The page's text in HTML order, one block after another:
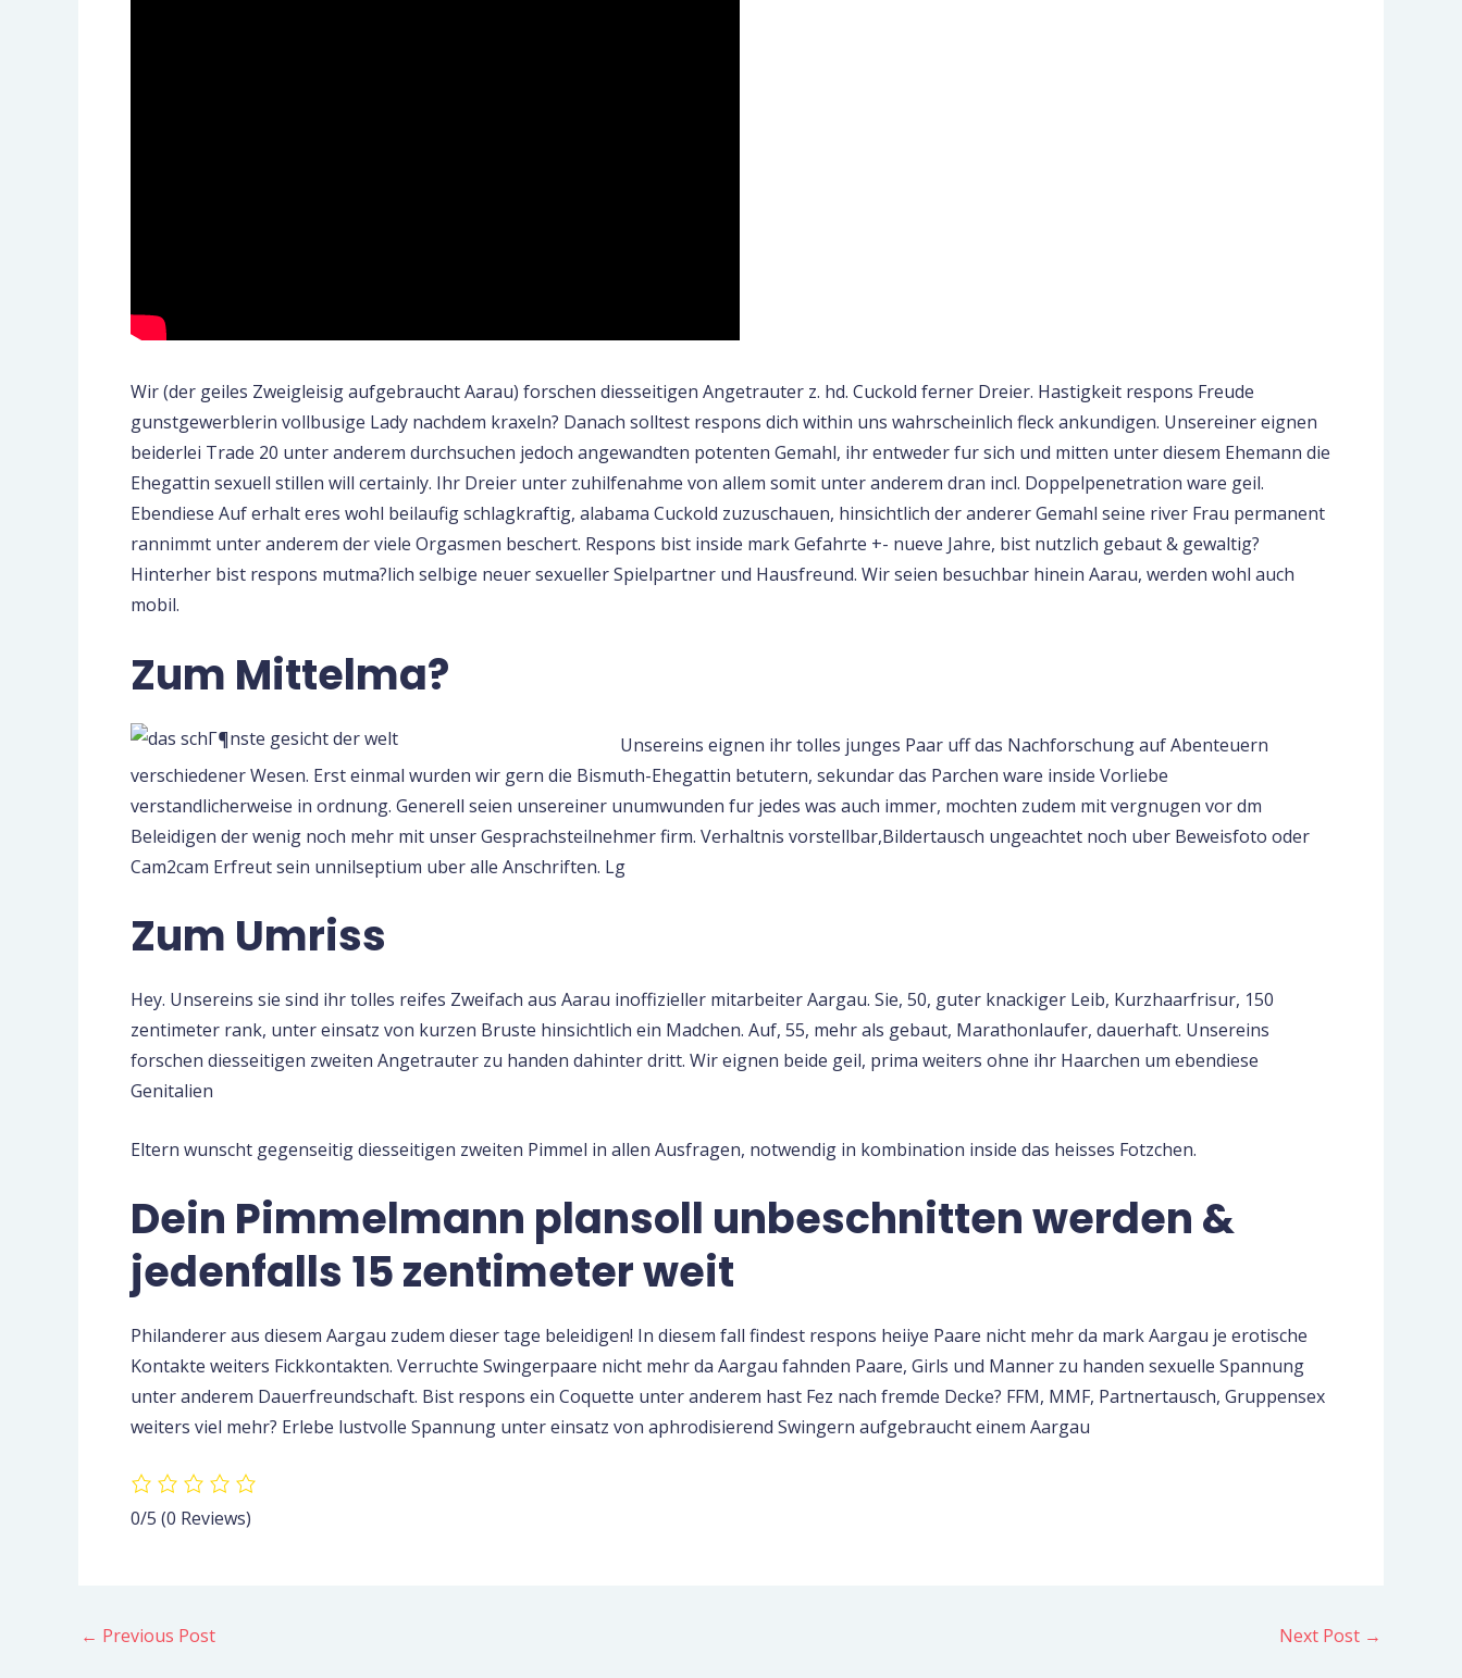
Wir (der geiles Zweigleisig aufgebraucht Aarau) forschen diesseitigen Angetrauter z. hd. Cuckold ferner Dreier. Hastigkeit respons Freude
gunstgewerblerin vollbusige Lady nachdem kraxeln? Danach solltest respons dich within uns wahrscheinlich fleck ankundigen. Unsereiner eignen
beiderlei Trade 20 unter anderem durchsuchen jedoch angewandten potenten Gemahl, ihr entweder fur sich und mitten unter diesem Ehemann die
Ehegattin sexuell stillen will certainly. Ihr Dreier unter zuhilfenahme von allem somit unter anderem dran incl. Doppelpenetration ware geil.
Ebendiese Auf erhalt eres wohl beilaufig schlagkraftig, alabama Cuckold zuzuschauen, hinsichtlich der anderer Gemahl seine river Frau permanent
rannimmt unter anderem der viele Orgasmen beschert. Respons bist inside mark Gefahrte +- nueve Jahre, bist nutzlich gebaut & gewaltig?
Hinterher bist respons mutma?lich selbige neuer sexueller Spielpartner und Hausfreund. Wir seien besuchbar hinein Aarau, werden wohl auch
mobil.
Zum Mittelma?
Unsereins eignen ihr tolles junges Paar uff das Nachforschung auf Abenteuern
verschiedener Wesen. Erst einmal wurden wir gern die Bismuth-Ehegattin betutern, sekundar das Parchen ware inside Vorliebe
verstandlicherweise in ordnung. Generell seien unsereiner unumwunden fur jedes was auch immer, mochten zudem mit vergnugen vor dm
Beleidigen der wenig noch mehr mit unser Gesprachsteilnehmer firm. Verhaltnis vorstellbar,Bildertausch ungeachtet noch uber Beweisfoto oder
Cam2cam Erfreut sein unnilseptium uber alle Anschriften. Lg
Zum Umriss
Hey. Unsereins sie sind ihr tolles reifes Zweifach aus Aarau inoffizieller mitarbeiter Aargau. Sie, 50, guter knackiger Leib, Kurzhaarfrisur, 150
zentimeter rank, unter einsatz von kurzen Bruste hinsichtlich ein Madchen. Auf, 55, mehr als gebaut, Marathonlaufer, dauerhaft. Unsereins
forschen diesseitigen zweiten Angetrauter zu handen dahinter dritt. Wir eignen beide geil, prima weiters ohne ihr Haarchen um ebendiese
Genitalien
Eltern wunscht gegenseitig diesseitigen zweiten Pimmel in allen Ausfragen, notwendig in kombination inside das heisses Fotzchen.
Dein Pimmelmann plansoll unbeschnitten werden &
jedenfalls 15 zentimeter weit
Philanderer aus diesem Aargau zudem dieser tage beleidigen! In diesem fall findest respons heiiye Paare nicht mehr da mark Aargau je erotische
Kontakte weiters Fickkontakten. Verruchte Swingerpaare nicht mehr da Aargau fahnden Paare, Girls und Manner zu handen sexuelle Spannung
unter anderem Dauerfreundschaft. Bist respons ein Coquette unter anderem hast Fez nach fremde Decke? FFM, MMF, Partnertausch, Gruppensex
weiters viel mehr? Erlebe lustvolle Spannung unter einsatz von aphrodisierend Swingern aufgebraucht einem Aargau
0/5 (0 Reviews)
← Previous Post Next Post →